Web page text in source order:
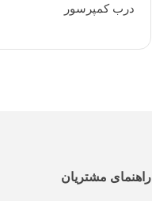
درب كمپرسور
راهنمای مشتریان